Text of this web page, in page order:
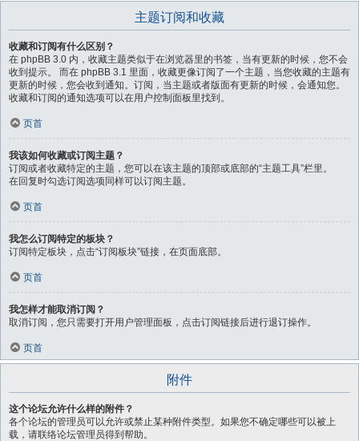
主题订阅和收藏
收藏和订阅有什么区别？
在 phpBB 3.0 内，收藏主题类似于在浏览器里的书签，当有更新的时候，您不会
收到提示。 而在 phpBB 3.1 里面，收藏更像订阅了一个主题，当您收藏的主题有
更新的时候，您会收到通知。订阅，当主题或者版面有更新的时候，会通知您。
收藏和订阅的通知选项可以在用户控制面板里找到。
页首
我该如何收藏或订阅主题？
订阅或者收藏特定的主题，您可以在该主题的顶部或底部的“主题工具”栏里。
在回复时勾选订阅选项同样可以订阅主题。
页首
我怎么订阅特定的板块？
订阅特定板块，点击“订阅板块”链接，在页面底部。
页首
我怎样才能取消订阅？
取消订阅，您只需要打开用户管理面板，点击订阅链接后进行退订操作。
页首
附件
这个论坛允许什么样的附件？
各个论坛的管理员可以允许或禁止某种附件类型。如果您不确定哪些可以被上
载，请联络论坛管理员得到帮助。